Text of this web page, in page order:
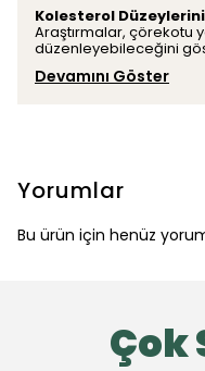
Kolesterol
Araştırmalar, çörekotu
düzenleyebileceğini
Devamını Göster
Yorumlar
Bu ürün için henüz
Çok